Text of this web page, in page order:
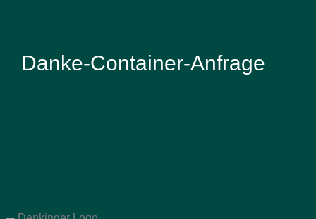
Danke-Container-Anfrage